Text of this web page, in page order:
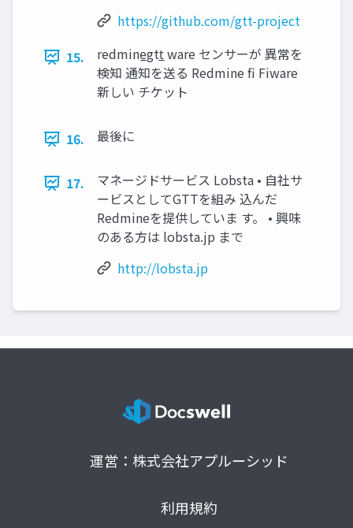
https://github.com/gtt-project
15.
redmine̲gtt̲ ware センサーが 異常を
検知 通知を送る Redmine fi Fiware
新しい チケット
16. 最後に
17.
マネージドサービス Lobsta • 自社サ
ービスとしてGTTを組み 込んだ
Redmineを提供していま す。 • 興味
のある方は lobsta.jp まで
http://lobsta.jp
運営：株式会社アプルーシッド
利用規約